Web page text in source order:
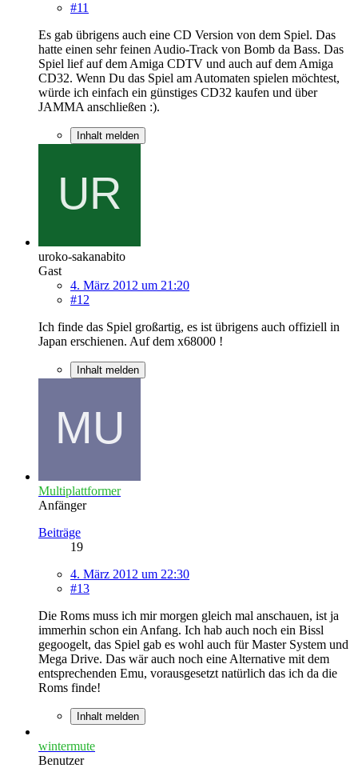
#11
Es gab übrigens auch eine CD Version von dem Spiel. Das
hatte einen sehr feinen Audio-Track von Bomb da Bass. Das
Spiel lief auf dem Amiga CDTV und auch auf dem Amiga
CD32. Wenn Du das Spiel am Automaten spielen möchtest,
würde ich einfach ein günstiges CD32 kaufen und über
JAMMA anschließen :).
Inhalt melden
uroko-sakanabito
Gast
4. März 2012 um 21:20
#12
Ich finde das Spiel großartig, es ist übrigens auch offiziell in
Japan erschienen. Auf dem x68000 !
Inhalt melden
Multiplattformer
Anfänger
Beiträge
19
4. März 2012 um 22:30
#13
Die Roms muss ich mir morgen gleich mal anschauen, ist ja
immerhin schon ein Anfang. Ich hab auch noch ein Bissl
gegoogelt, das Spiel gab es wohl auch für Master System und
Mega Drive. Das wär auch noch eine Alternative mit dem
entsprechenden Emu, vorausgesetzt natürlich das ich da die
Roms finde!
Inhalt melden
wintermute
Benutzer